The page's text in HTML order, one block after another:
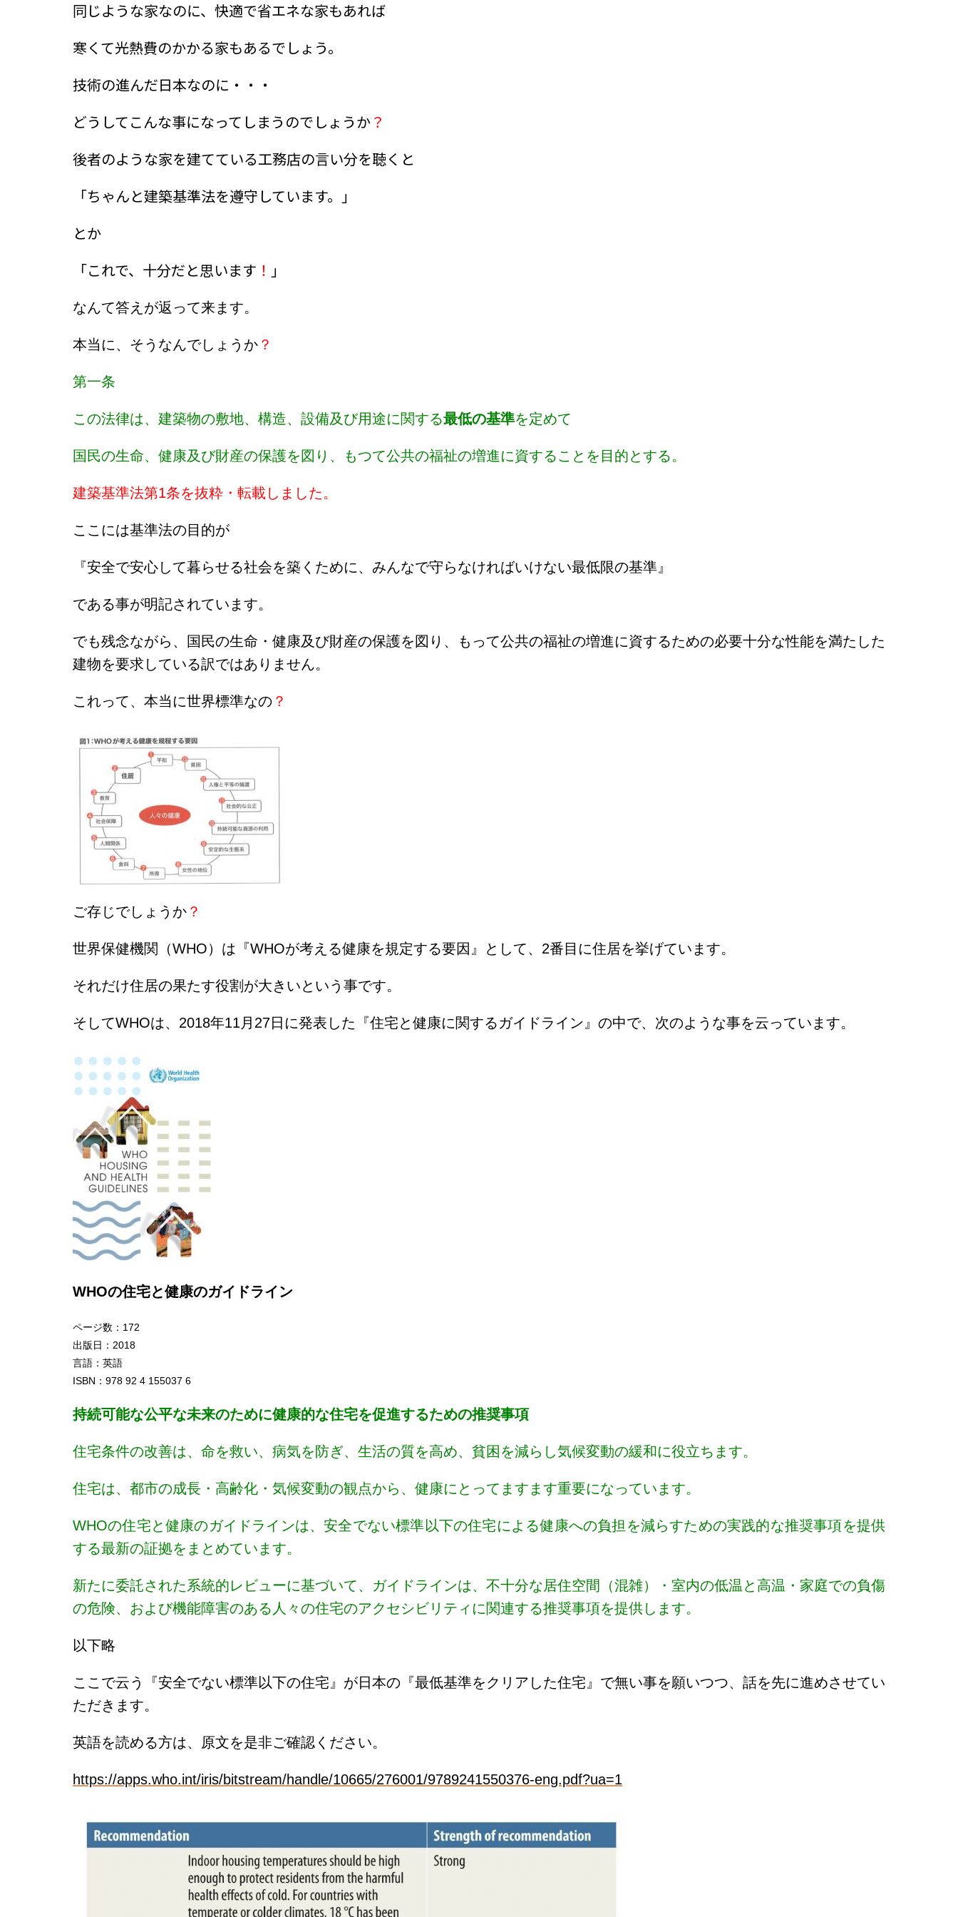
同じような家なのに、快適で省エネな家もあれば
寒くて光熱費のかかる家もあるでしょう。
技術の進んだ日本なのに・・・
どうしてこんな事になってしまうのでしょうか？
後者のような家を建てている工務店の言い分を聴くと
「ちゃんと建築基準法を遵守しています。」
とか
「これで、十分だと思います ！ 」
なんて答えが返って来ます。
本当に、そうなんでしょうか ？
第一条
この法律は、建築物の敷地、構造、設備及び用途に関する最低の基準を定めて
国民の生命、健康及び財産の保護を図り、もつて公共の福祉の増進に資することを目的とする。
建築基準法第1条を抜粋・転載しました。
ここには基準法の目的が
『安全で安心して暮らせる社会を築くために、みんなで守らなければいけない最低限の基準』
である事が明記されています。
でも残念ながら、国民の生命・健康及び財産の保護を図り、もって公共の福祉の増進に資するための必要十分な性能を満たした
建物を要求している訳ではありません。
これって、本当に世界標準なの ？
ご存じでしょうか ？
世界保健機関（WHO）は『WHOが考える健康を規定する要因』として、2番目に住居を挙げています。
それだけ住居の果たす役割が大きいという事です。
そしてWHOは、2018年11月27日に発表した『住宅と健康に関するガイドライン』の中で、次のような事を云っています。
WHOの住宅と健康のガイドライン
ページ数：172
出版日：2018
言語：英語
ISBN：978 92 4 155037 6
持続可能な公平な未来のために健康的な住宅を促進するための推奨事項
住宅条件の改善は、命を救い、病気を防ぎ、生活の質を高め、貧困を減らし気候変動の緩和に役立ちます。
住宅は、都市の成長・高齢化・気候変動の観点から、健康にとってますます重要になっています。
WHOの住宅と健康のガイドラインは、安全でない標準以下の住宅による健康への負担を減らすための実践的な推奨事項を提供
する最新の証拠をまとめています。
新たに委託された系統的レビューに基づいて、ガイドラインは、不十分な居住空間（混雑）・室内の低温と高温・家庭での負傷
の危険、および機能障害のある人々の住宅のアクセシビリティに関連する推奨事項を提供します。
以下略
ここで云う『安全でない標準以下の住宅』が日本の『最低基準をクリアした住宅』で無い事を願いつつ、話を先に進めさせてい
ただきます。
英語を読める方は、原文を是非ご確認ください。
https://apps.who.int/iris/bitstream/handle/10665/276001/9789241550376-eng.pdf?ua=1